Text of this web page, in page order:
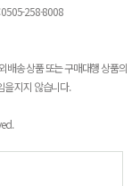
0505-258-8008
배송 상품 또는 구매대행 상품의
을 지지 않습니다.